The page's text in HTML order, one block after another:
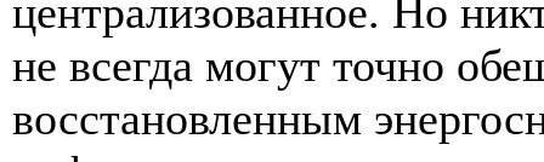
централизованное. Но
не всегда могут точно
восстановленным